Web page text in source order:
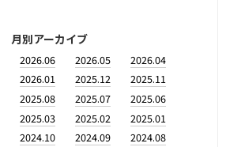
月別アーカイブ
2026.06 2026.05
2026.04
2026.01 2025.12
2025.11
2025.08 2025.07
2025.06
2025.03 2025.02
2025.01
2024.10 2024.09
2024.08